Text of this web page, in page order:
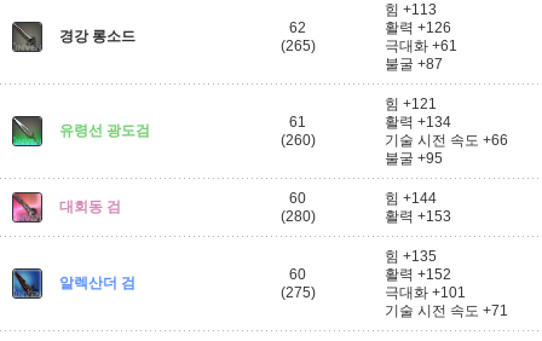
경강 롱소드
62
(265)
힘 +113
활력 +126
극대화 +61
불굴 +87
유령선 광도검
61
(260)
힘 +121
활력 +134
기술 시전 속도 +66
불굴 +95
대회동 검
60
(280)
힘 +144
활력 +153
알렉산더 검
60
(275)
힘 +135
활력 +152
극대화 +101
기술 시전 속도 +71